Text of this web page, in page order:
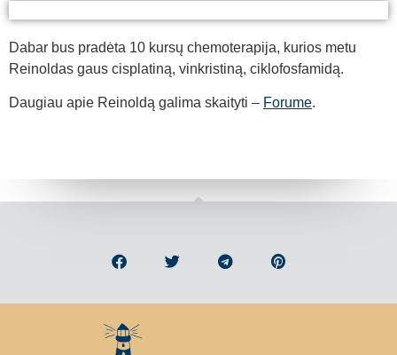
Reinoldas
Reinoldas
Dabar bus pradėta 10 kursų chemoterapija, kurios metu
Reinoldas gaus cisplatiną, vinkristiną, ciklofosfamidą.
Daugiau apie Reinoldą galima skaityti – Forume.